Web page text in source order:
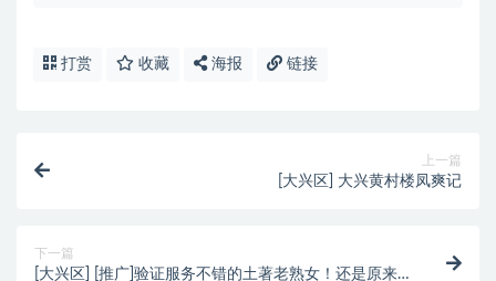
打赏 收藏 海报 链接
上一篇
[大兴区] 大兴黄村楼凤爽记
下一篇
[大兴区] [推广]验证服务不错的土著老熟女！还是原来